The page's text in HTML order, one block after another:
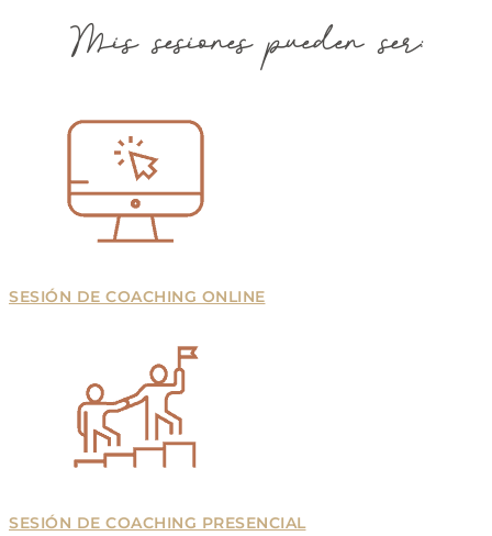
Mis sesiones pueden ser:
SESIÓN DE COACHING ONLINE
SESIÓN DE COACHING PRESENCIAL